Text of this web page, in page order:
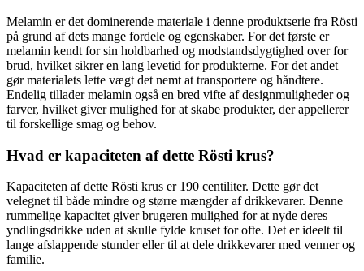
Melamin er det dominerende materiale i denne produktserie fra Rösti
på grund af dets mange fordele og egenskaber. For det første er
melamin kendt for sin holdbarhed og modstandsdygtighed over for
brud, hvilket sikrer en lang levetid for produkterne. For det andet
gør materialets lette vægt det nemt at transportere og håndtere.
Endelig tillader melamin også en bred vifte af designmuligheder og
farver, hvilket giver mulighed for at skabe produkter, der appellerer
til forskellige smag og behov.
Hvad er kapaciteten af ​​dette Rösti krus?
Kapaciteten af dette Rösti krus er 190 centiliter. Dette gør det
velegnet til både mindre og større mængder af drikkevarer. Denne
rummelige kapacitet giver brugeren mulighed for at nyde deres
yndlingsdrikke uden at skulle fylde kruset for ofte. Det er ideelt til
lange afslappende stunder eller til at dele drikkevarer med venner og
familie.